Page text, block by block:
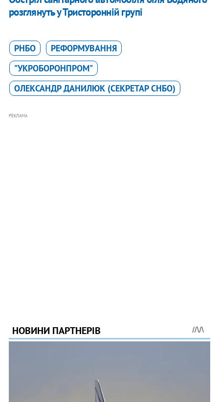
розглянуть у Тристоронній групі
РНБО
РЕФОРМУВАННЯ
"УКРОБОРОНПРОМ"
ОЛЕКСАНДР ДАНИЛЮК (СЕКРЕТАР СНБО)
РЕКЛАМА